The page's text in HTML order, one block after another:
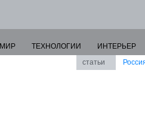
МИР ТЕХНОЛОГИИ
ИНТЕРЬЕР
статьи